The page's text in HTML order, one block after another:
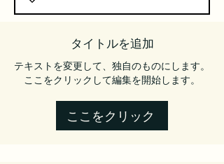
タイトルを追加
テキストを変更して、独自のものにします。
ここをクリックして編集を開始します。
ここをクリック